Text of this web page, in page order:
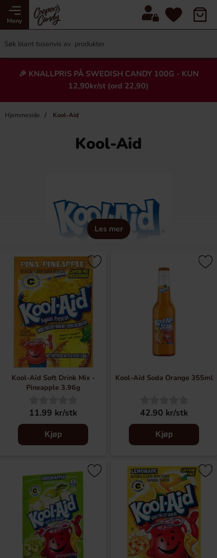
Meny
🎉 KNALLPRIS PÅ SWEDISH CANDY 100G - KUN
12,90kr/st (ord 22,90)
Hjemmeside Kool-Aid
Kool-Aid
Les mer
Kool-Aid Soft Drink Mix -
Pineapple 3.96g
11.99 kr/stk
Kjøp
Kool-Aid Soda Orange 355ml
42.90 kr/stk
Kjøp